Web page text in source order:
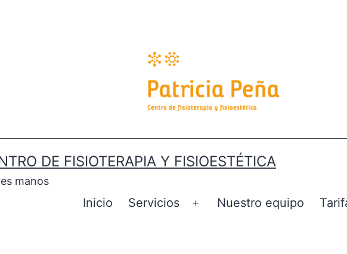
DE FISIOTERAPIA Y FISIOESTÉTICA
manos
Inicio Servicios Nuestro equipo